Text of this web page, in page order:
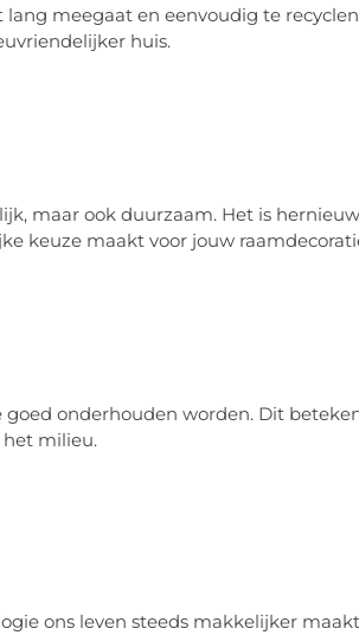
meegaat en eenvoudig te
huis.
maar ook duurzaam. Het is
keuze maakt voor jouw
goed onderhouden worden. Dit
het milieu.
ons leven steeds makkelijker